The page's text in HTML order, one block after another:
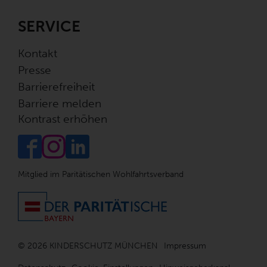
SERVICE
Kontakt
Presse
Barrierefreiheit
Barriere melden
Kontrast erhöhen
Mitglied im Paritätischen Wohlfahrtsverband
© 2026 KINDERSCHUTZ MÜNCHEN Impressum